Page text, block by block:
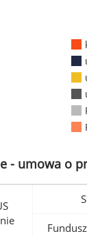
- umowa o